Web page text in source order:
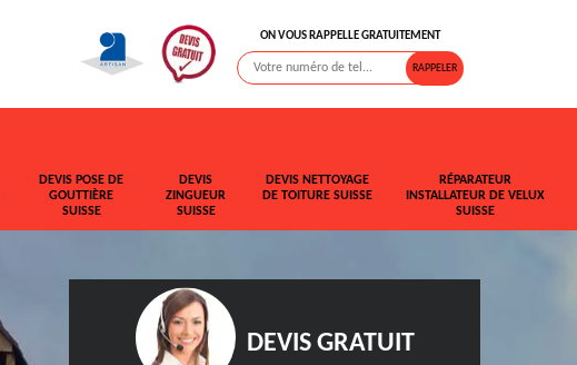
ON VOUS RAPPELLE GRATUITEMENT
DEVIS POSE DE
GOUTTIÈRE
SUISSE
DEVIS
ZINGUEUR
SUISSE
DEVIS NETTOYAGE
DE TOITURE SUISSE
RÉPARATEUR
INSTALLATEUR DE VELUX
SUISSE
DEVIS GRATUIT